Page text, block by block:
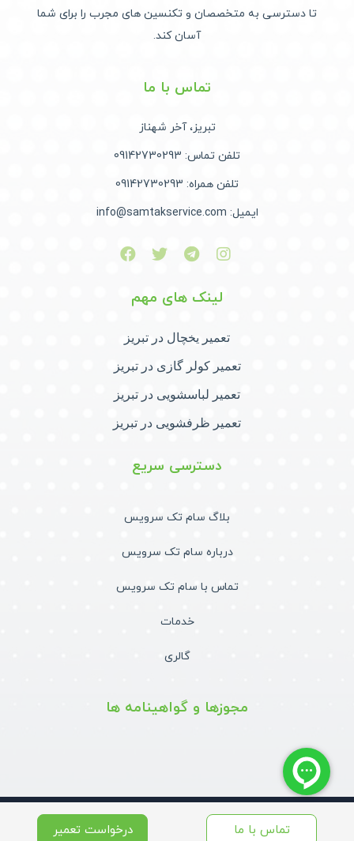
تا دسترسی به متخصصان و تکنسین های مجرب را برای شما
آسان کند.
تماس با ما
تبریز، آخر شهناز
تلفن تماس: 09142730293
تلفن همراه: 09142730293
ایمیل: info@samtakservice.com
لینک های مهم
تعمیر یخچال در تبریز
تعمیر کولر گازی در تبریز
تعمیر لباسشویی در تبریز
تعمیر ظرفشویی در تبریز
دسترسی سریع
بلاگ سام تک سرویس
درباره سام تک سرویس
تماس با سام تک سرویس
خدمات
گالری
مجوزها و گواهینامه ها
تمامی حقوق برای این وب سایت محفوظ است | طراحی و پشتیبانی :
تماس با ما درخواست تعمیر